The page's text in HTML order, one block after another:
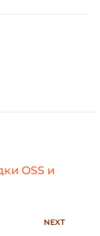
OSS и
NEXT